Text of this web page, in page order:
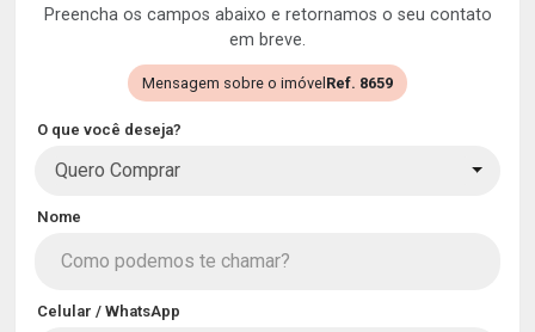
Preencha os campos abaixo e retornamos o seu contato
em breve.
Mensagem sobre o imóvel Ref. 8659
O que você deseja?
Quero Comprar
Nome
Celular / WhatsApp